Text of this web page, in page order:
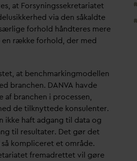
at Forsyningssekretariatet
via den såkaldte
forhold håndteres mere
række forhold, der med
at benchmarkingmodellen
branchen. DANVA havde
af branchen i processen,
de tilknyttede konsulenter.
ikke haft adgang til data og
til resultater. Det gør det
kompliceret et område.
fremadrettet vil gøre